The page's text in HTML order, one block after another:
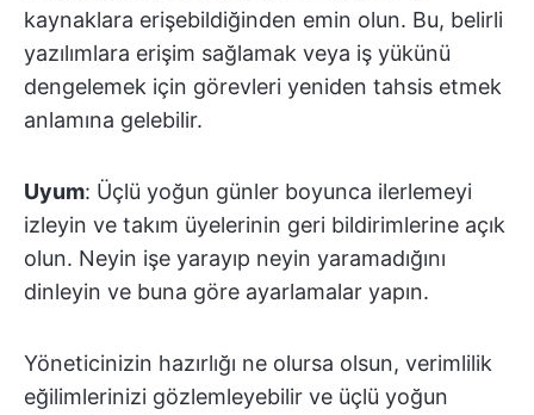
kaynaklara erişebildiğinden emin olun. Bu, belirli
yazılımlara erişim sağlamak veya iş yükünü
dengelemek için görevleri yeniden tahsis etmek
anlamına gelebilir.
Uyum: Üçlü yoğun günler boyunca ilerlemeyi
izleyin ve takım üyelerinin geri bildirimlerine açık
olun. Neyin işe yarayıp neyin yaramadığını
dinleyin ve buna göre ayarlamalar yapın.
Yöneticinizin hazırlığı ne olursa olsun, verimlilik
eğilimlerinizi gözlemleyebilir ve üçlü yoğun